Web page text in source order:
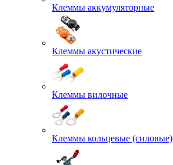
Клеммы аккумуляторные
Клеммы акустические
Клеммы вилочные
Клеммы кольцевые (силовые)